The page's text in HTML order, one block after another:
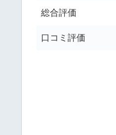
総合評価
口コミ評価